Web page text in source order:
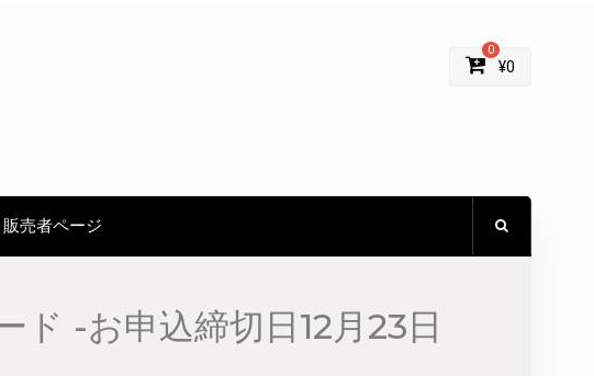
0
¥0
販売者ページ
ド -お申込締切日12月23日